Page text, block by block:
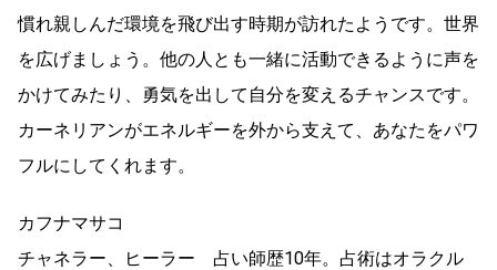
慣れ親しんだ環境を飛び出す時期が訪れたようです。世界
を広げましょう。他の人とも一緒に活動できるように声を
かけてみたり、勇気を出して自分を変えるチャンスです。
カーネリアンがエネルギーを外から支えて、あなたをパワ
フルにしてくれます。
カフナマサコ
チャネラー、ヒーラー 占い師歴10年。占術はオラクル